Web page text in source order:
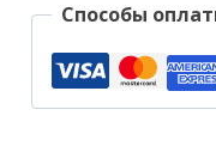
Способы